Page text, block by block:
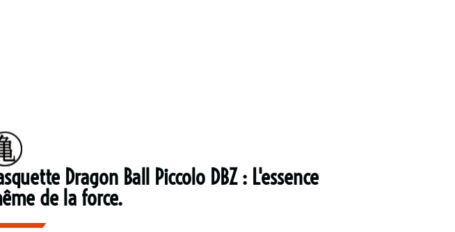
Dragon Ball Piccolo DBZ : L'essence
de la force.